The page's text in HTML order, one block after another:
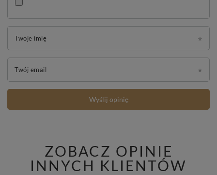
Twoje imię
Twój email
Wyślij opinię
ZOBACZ OPINIE
INNYCH KLIENTÓW